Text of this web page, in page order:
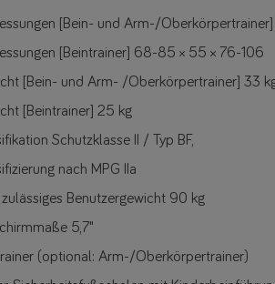
[Bein- und Arm-/
[Beintrainer] 68-85 × 55 × 76-106
[Bein- und Arm- /Oberkörpertrainer] 33
[Beintrainer] 25 kg
Schutzklasse II / Typ BF,
nach MPG IIa
zulässiges Benutzergewicht 90 kg
5,7"
(optional: Arm-/Oberkörpertrainer)